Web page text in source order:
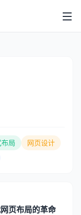
局
网页设计
页布局的革命